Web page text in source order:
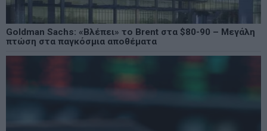
Goldman Sachs: «Βλέπει» το Brent στα $80-90 – Μεγάλη
πτώση στα παγκόσμια αποθέματα